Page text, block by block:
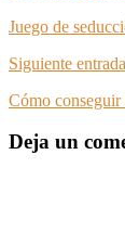
Juego de
Siguiente entrada
Cómo
Deja un